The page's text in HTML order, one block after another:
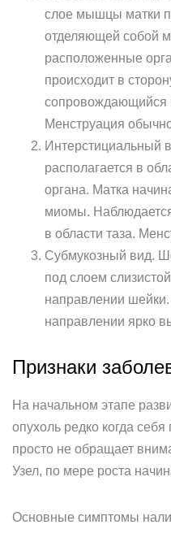
слое мышцы матки
отделяющей собой
расположенные
происходит в
Менструация
Интерстициальный
располагается в
органа. Матка
миомы.
в области таза.
Субмукозный вид.
под слоем
направлении
направлении ярко
Признаки
На начальном этапе
опухоль редко когда
просто не обращает
Узел, по мере роста
Основные симптомы